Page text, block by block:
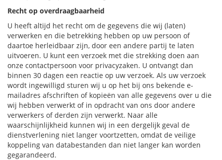
Recht op overdraagbaarheid
U heeft altijd het recht om de gegevens die wij (laten)
verwerken en die betrekking hebben op uw persoon of
daartoe herleidbaar zijn, door een andere partij te laten
uitvoeren. U kunt een verzoek met die strekking doen aan
onze contactpersoon voor privacyzaken. U ontvangt dan
binnen 30 dagen een reactie op uw verzoek. Als uw verzoek
wordt ingewilligd sturen wij u op het bij ons bekende e-
mailadres afschriften of kopieën van alle gegevens over u die
wij hebben verwerkt of in opdracht van ons door andere
verwerkers of derden zijn verwerkt. Naar alle
waarschijnlijkheid kunnen wij in een dergelijk geval de
dienstverlening niet langer voortzetten, omdat de veilige
koppeling van databestanden dan niet langer kan worden
gegarandeerd.